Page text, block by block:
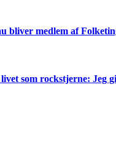
bliver medlem af
som rockstjerne: Jeg